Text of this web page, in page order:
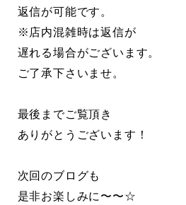
返信が可能です。
※店内混雑時は返信が
遅れる場合がございます。
ご了承下さいませ。
最後までご覧頂き
ありがとうございます！
次回のブログも
是非お楽しみに〜〜☆